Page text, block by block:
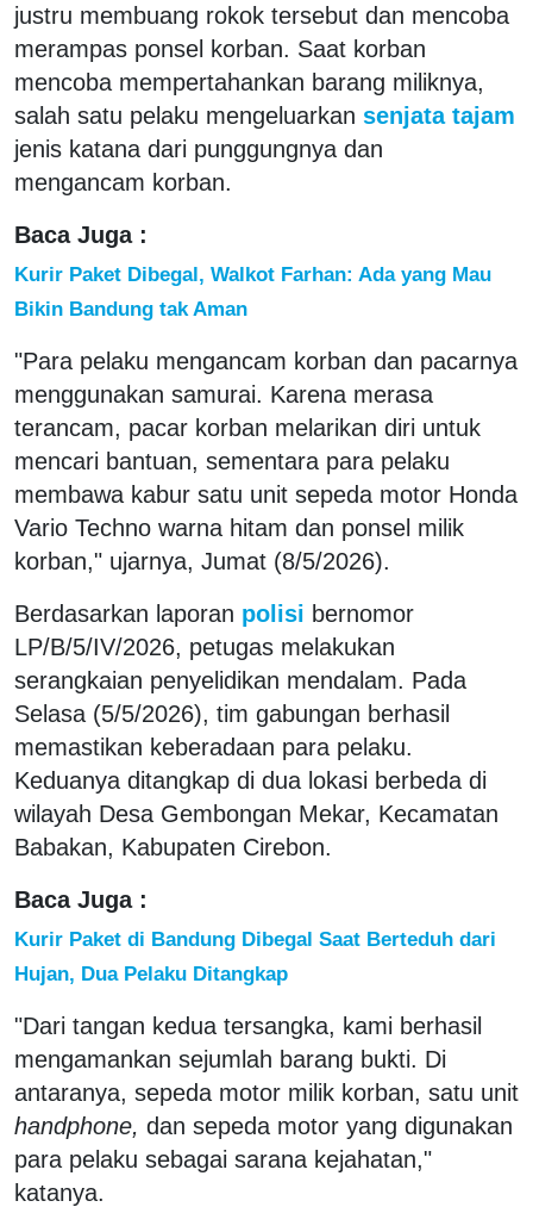
justru membuang rokok tersebut dan mencoba
merampas ponsel korban. Saat korban
mencoba mempertahankan barang miliknya,
salah satu pelaku mengeluarkan senjata tajam
jenis katana dari punggungnya dan
mengancam korban.
Baca Juga :
Kurir Paket Dibegal, Walkot Farhan: Ada yang Mau
Bikin Bandung tak Aman
"Para pelaku mengancam korban dan pacarnya
menggunakan samurai. Karena merasa
terancam, pacar korban melarikan diri untuk
mencari bantuan, sementara para pelaku
membawa kabur satu unit sepeda motor Honda
Vario Techno warna hitam dan ponsel milik
korban," ujarnya, Jumat (8/5/2026).
Berdasarkan laporan polisi bernomor
LP/B/5/IV/2026, petugas melakukan
serangkaian penyelidikan mendalam. Pada
Selasa (5/5/2026), tim gabungan berhasil
memastikan keberadaan para pelaku.
Keduanya ditangkap di dua lokasi berbeda di
wilayah Desa Gembongan Mekar, Kecamatan
Babakan, Kabupaten Cirebon.
Baca Juga :
Kurir Paket di Bandung Dibegal Saat Berteduh dari
Hujan, Dua Pelaku Ditangkap
"Dari tangan kedua tersangka, kami berhasil
mengamankan sejumlah barang bukti. Di
antaranya, sepeda motor milik korban, satu unit
handphone, dan sepeda motor yang digunakan
para pelaku sebagai sarana kejahatan,"
katanya.